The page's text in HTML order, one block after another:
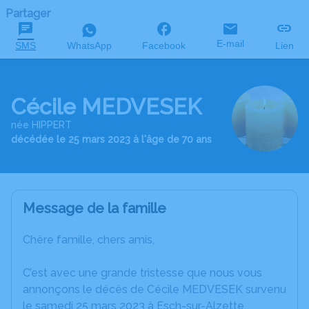
Partager
SMS WhatsApp Facebook E-mail Lien
Cécile MEDVESEK
née HIPPERT
décédée le 25 mars 2023 à l'âge de 70 ans
Message de la famille
Chère famille, chers amis,
C’est avec une grande tristesse que nous vous
annonçons le décès de Cécile MEDVESEK survenu
le samedi 25 mars 2023 à Esch-sur-Alzette.